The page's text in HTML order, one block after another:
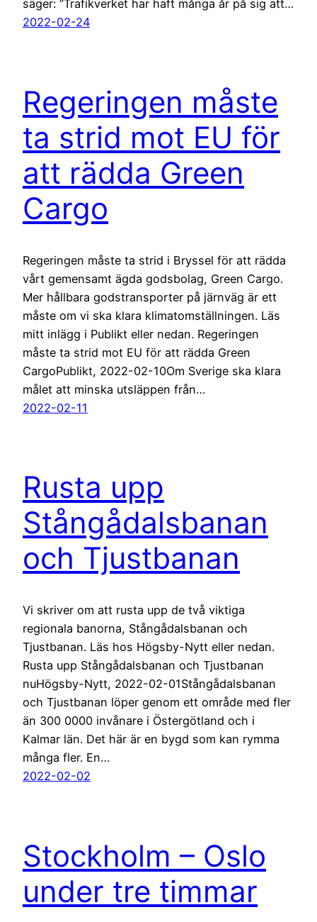
säger: ”Trafikverket har haft många år på sig att…
2022-02-24
Regeringen måste
ta strid mot EU för
att rädda Green
Cargo
Regeringen måste ta strid i Bryssel för att rädda
vårt gemensamt ägda godsbolag, Green Cargo.
Mer hållbara godstransporter på järnväg är ett
måste om vi ska klara klimatomställningen. Läs
mitt inlägg i Publikt eller nedan. Regeringen
måste ta strid mot EU för att rädda Green
CargoPublikt, 2022-02-10Om Sverige ska klara
målet att minska utsläppen från…
2022-02-11
Rusta upp
Stångådalsbanan
och Tjustbanan
Vi skriver om att rusta upp de två viktiga
regionala banorna, Stångådalsbanan och
Tjustbanan. Läs hos Högsby-Nytt eller nedan.
Rusta upp Stångådalsbanan och Tjustbanan
nuHögsby-Nytt, 2022-02-01Stångådalsbanan
och Tjustbanan löper genom ett område med fler
än 300 0000 invånare i Östergötland och i
Kalmar län. Det här är en bygd som kan rymma
många fler. En…
2022-02-02
Stockholm – Oslo
under tre timmar